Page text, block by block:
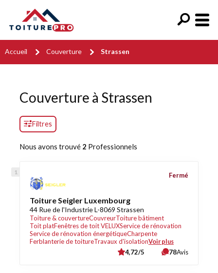
Accueil Couverture Strassen
Couverture à Strassen
Filtres
Nous avons trouvé 2 Professionnels
Toiture Seigler Luxembourg
44 Rue de l'Industrie L-8069 Strassen
Toiture & couvertureCouvreurToiture bâtiment
Toit platFenêtres de toit VELUXService de rénovation
Service de rénovation énergétiqueCharpente
Ferblanterie de toitureTravaux d'isolationVoir plus
Fermé
4,72/5 78Avis